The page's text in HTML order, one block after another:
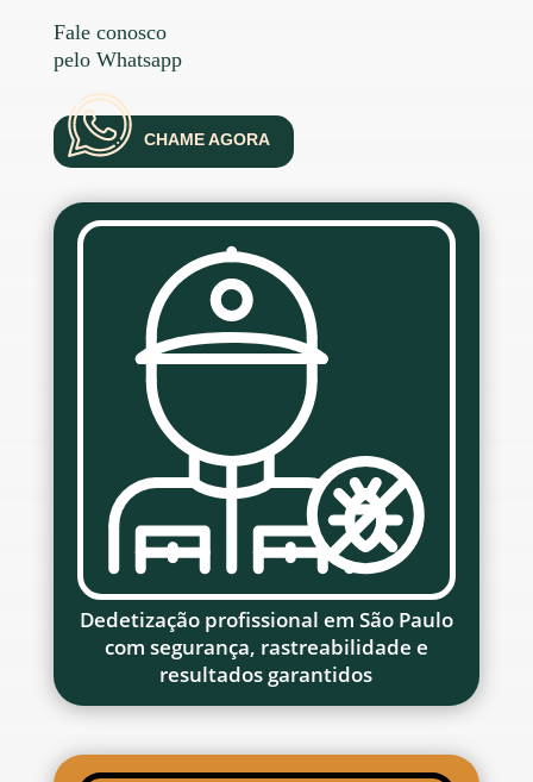
Fale conosco
pelo Whatsapp
CHAME AGORA
Dedetização profissional em São Paulo
com segurança, rastreabilidade e
resultados garantidos